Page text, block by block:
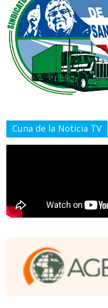
Cuna de la Noticia TV